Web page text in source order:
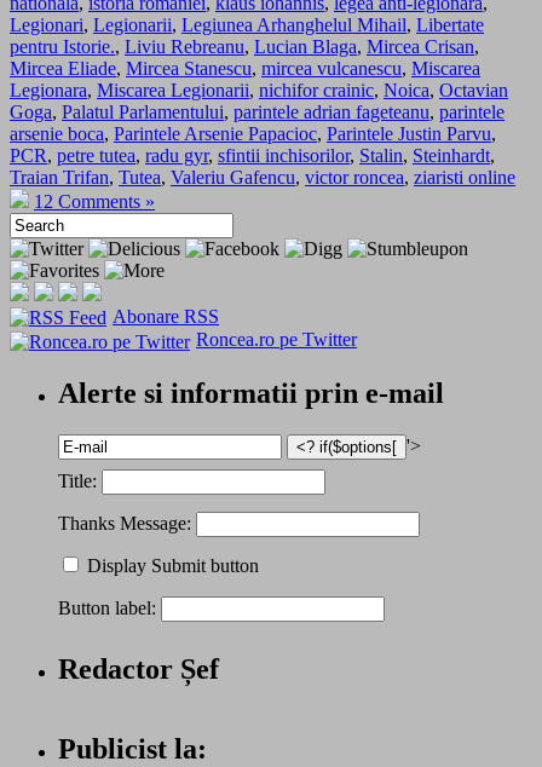
Legionari, Legionarii, Legiunea Arhanghelul Mihail, Libertate
pentru Istorie., Liviu Rebreanu, Lucian Blaga, Mircea Crisan,
Mircea Eliade, Mircea Stanescu, mircea vulcanescu, Miscarea
Legionara, Miscarea Legionarii, nichifor crainic, Noica, Octavian
Goga, Palatul Parlamentului, parintele adrian fageteanu, parintele
arsenie boca, Parintele Arsenie Papacioc, Parintele Justin Parvu,
PCR, petre tutea, radu gyr, sfintii inchisorilor, Stalin, Steinhardt,
Traian Trifan, Tutea, Valeriu Gafencu, victor roncea, ziaristi online
12 Comments »
Abonare RSS
Roncea.ro pe Twitter
Alerte si informatii prin e-mail
'>
Title:
Thanks Message:
Display Submit button
Button label:
Redactor Șef
Publicist la: